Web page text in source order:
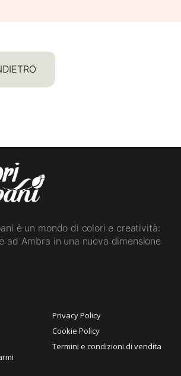
è un mondo di colori e creatività:
ad Ambra in una nuova dimensione
Privacy Policy
Cookie Policy
Termini e condizioni di vendita